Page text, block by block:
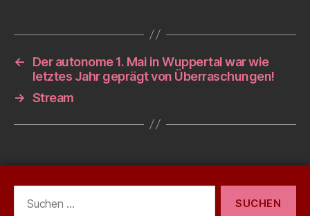
←
Der autonome 1. Mai in Wuppertal war wie
letztes Jahr geprägt von Überraschungen!
→ Stream
nach: